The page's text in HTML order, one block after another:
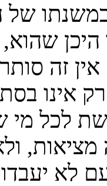
של
זה
אינו
לכל מי
לא יעבדו